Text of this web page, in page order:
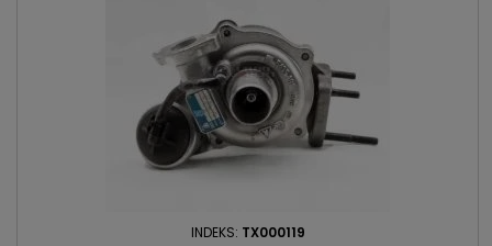
INDEKS: TX000119